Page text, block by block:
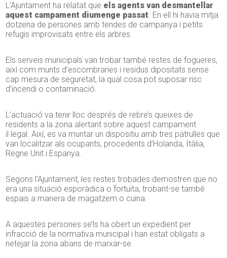
L’Ajuntament ha relatat que els agents van desmantellar
aquest campament diumenge passat. En ell hi havia mitja
dotzena de persones amb tendes de campanya i petits
refugis improvisats entre els arbres.
Els serveis municipals van trobar també restes de fogueres,
així com munts d’escombraries i residus dipositats sense
cap mesura de seguretat, la qual cosa pot suposar risc
d’incendi o contaminació.
L’actuació va tenir lloc després de rebre’s queixes de
residents a la zona alertant sobre aquest campament
il·legal. Així, es va muntar un dispositiu amb tres patrulles que
van localitzar als ocupants, procedents d’Holanda, Itàlia,
Regne Unit i Espanya.
Segons l’Ajuntament, les restes trobades demostren que no
era una situació esporàdica o fortuïta, trobant-se també
espais a manera de magatzem o cuina.
A aquestes persones se’ls ha obert un expedient per
infracció de la normativa municipal i han estat obligats a
netejar la zona abans de marxar-se.